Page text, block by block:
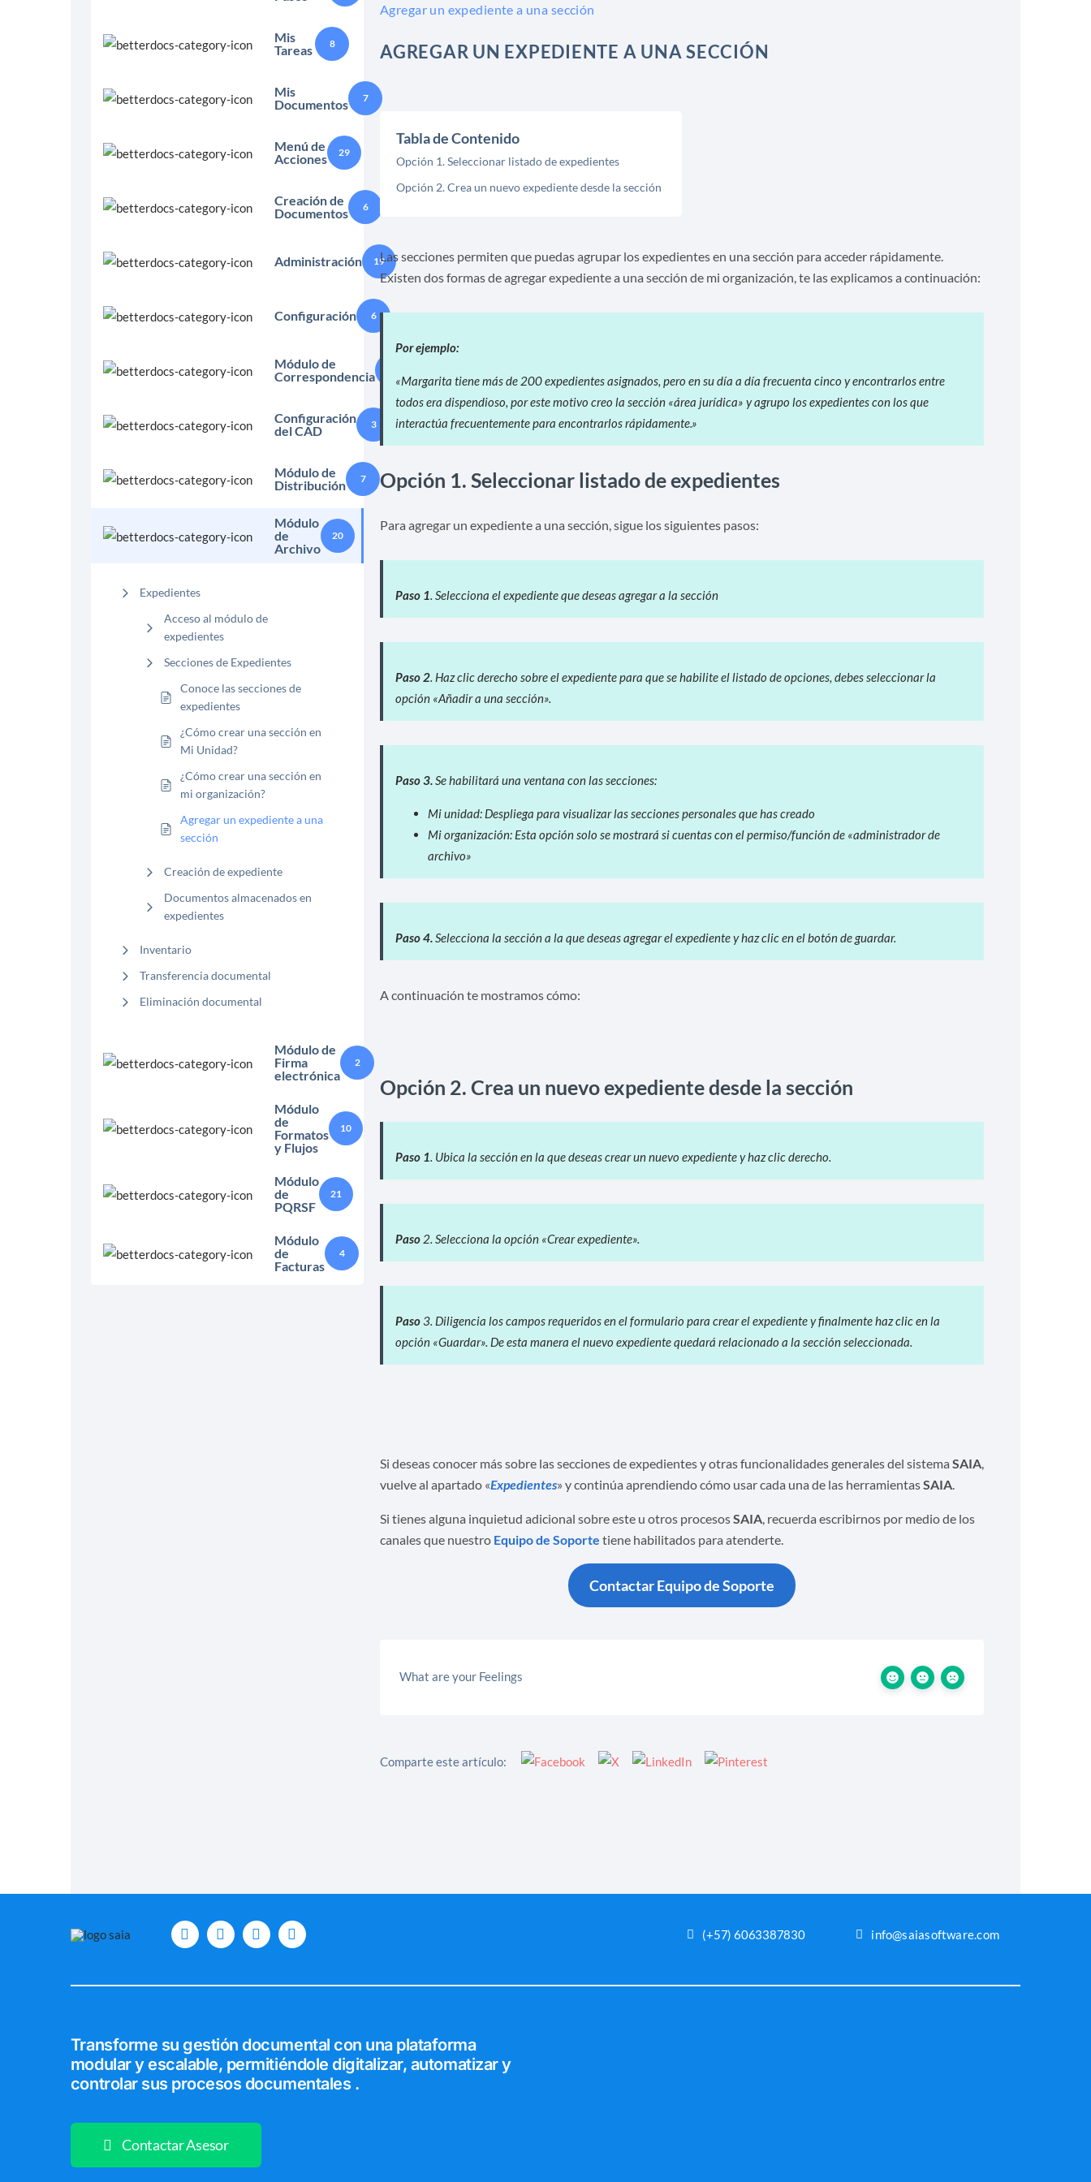
Mis
Tareas
8
Mis
Documentos
7
Menú de
Acciones
29
Creación de
Documentos
6
Administración 19
Configuración 6
Módulo de
Correspondencia
Configuración
del CAD
3
Módulo de
Distribución
7
Módulo
de
Archivo
20
Expedientes
Acceso al módulo de
expedientes
Secciones de Expedientes
Conoce las secciones de
expedientes
¿Cómo crear una sección en
Mi Unidad?
¿Cómo crear una sección en
mi organización?
Agregar un expediente a una
sección
Creación de expediente
Documentos almacenados en
expedientes
Inventario
Transferencia documental
Eliminación documental
Módulo de
Firma
electrónica
2
Módulo
de
Formatos
y Flujos
10
Módulo
de
PQRSF
21
Módulo
de
Facturas
4
Agregar un expediente a una sección
AGREGAR UN EXPEDIENTE A UNA SECCIÓN
Tabla de Contenido
Opción 1. Seleccionar listado de expedientes
Opción 2. Crea un nuevo expediente desde la sección
Las secciones permiten que puedas agrupar los expedientes en una sección para acceder rápidamente.
Existen dos formas de agregar expediente a una sección de mi organización, te las explicamos a continuación:
Por ejemplo:
«Margarita tiene más de 200 expedientes asignados, pero en su día a día frecuenta cinco y encontrarlos entre
todos era dispendioso, por este motivo creo la sección «área jurídica» y agrupo los expedientes con los que
interactúa frecuentemente para encontrarlos rápidamente.»
Opción 1. Seleccionar listado de expedientes
Para agregar un expediente a una sección, sigue los siguientes pasos:
Paso 1. Selecciona el expediente que deseas agregar a la sección
Paso 2. Haz clic derecho sobre el expediente para que se habilite el listado de opciones, debes seleccionar la
opción «Añadir a una sección».
Paso 3.Se habilitará una ventana con las secciones:
Mi unidad: Despliega para visualizar las secciones personales que has creado
Mi organización: Esta opción solo se mostrará si cuentas con el permiso/función de «administrador de
archivo»
Paso 4.Selecciona la sección a la que deseas agregar el expediente y haz clic en el botón de guardar.
A continuación te mostramos cómo:
Opción 2. Crea un nuevo expediente desde la sección
Paso 1. Ubica la sección en la que deseas crear un nuevo expediente y haz clic derecho.
Paso 2. Selecciona la opción «Crear expediente».
Paso3. Diligencia los campos requeridos en el formulario para crear el expediente y finalmente haz clic en la
opción «Guardar». De esta manera el nuevo expediente quedará relacionado a la sección seleccionada.
Si deseas conocer más sobre las secciones de expedientes y otras funcionalidades generales del sistema SAIA,
vuelve al apartado «Expedientes» y continúa aprendiendo cómo usar cada una de las herramientasSAIA.
Si tienes alguna inquietud adicional sobre este u otros procesosSAIA, recuerda escribirnos por medio de los
canales que nuestro Equipo de Soporte tiene habilitados para atenderte.
Contactar Equipo de Soporte
What are your Feelings
Comparte este artículo:
(+57) 6063387830 info@saiasoftware.com
Transforme su gestión documental con una plataforma
modular y escalable, permitiéndole digitalizar, automatizar y
controlar sus procesos documentales .
Contactar Asesor